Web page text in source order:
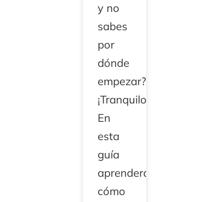
y no
sabes
por
dónde
empezar?
¡Tranquilo!
En
esta
guía
aprenderás
cómo